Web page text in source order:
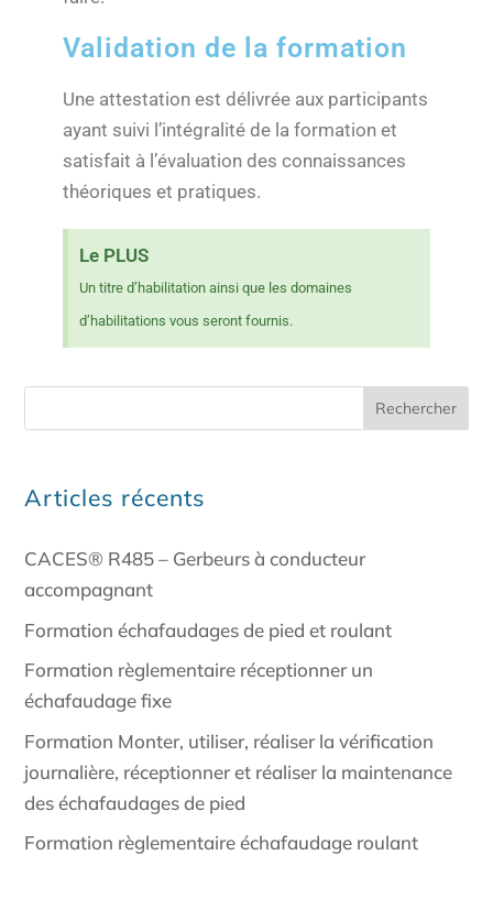
Validation de la formation
Une attestation est délivrée aux participants
ayant suivi l’intégralité de la formation et
satisfait à l’évaluation des connaissances
théoriques et pratiques.
Le PLUS
Un titre d’habilitation ainsi que les domaines
d’habilitations vous seront fournis.
Articles récents
CACES® R485 – Gerbeurs à conducteur
accompagnant
Formation échafaudages de pied et roulant
Formation règlementaire réceptionner un
échafaudage fixe
Formation Monter, utiliser, réaliser la vérification
journalière, réceptionner et réaliser la maintenance
des échafaudages de pied
Formation règlementaire échafaudage roulant